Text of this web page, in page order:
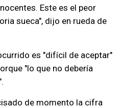
Este es el peor
sueca", dijo en rueda de
es "difícil de aceptar"
"lo que no debería
de momento la cifra